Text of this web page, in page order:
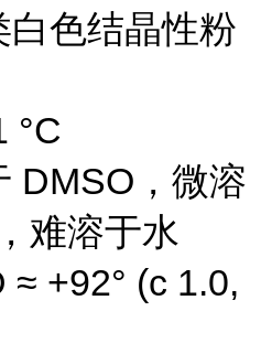
白色结晶性粉
°C
DMSO，微溶
难溶于水
≈ +92° (c 1.0,